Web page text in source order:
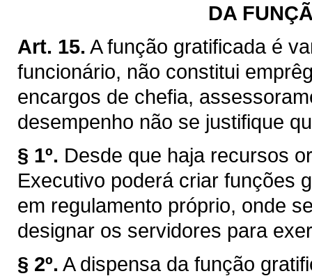
DA
Art. 15. A função gratificada é
funcionário, não constitui
encargos de chefia,
desempenho não se justifique
§ 1º. Desde que haja recursos
Executivo poderá criar funções
em regulamento próprio, onde
designar os servidores para
§ 2º. A dispensa da função